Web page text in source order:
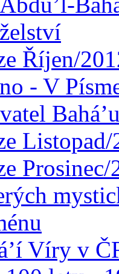
Říjen/
- V
Prosinec/
Víry v